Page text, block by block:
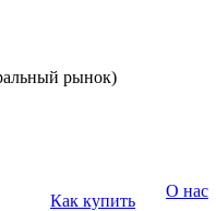
рынок)
Как купить
О нас